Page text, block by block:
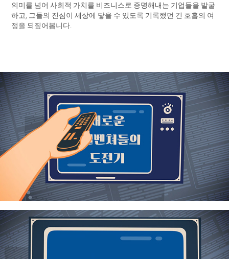
의미를 넘어 사회적 가치를 비즈니스로 증명해내는 기업들을 발굴
하고, 그들의 진심이 세상에 닿을 수 있도록 기록했던 긴 호흡의 여
정을 되짚어봅니다.